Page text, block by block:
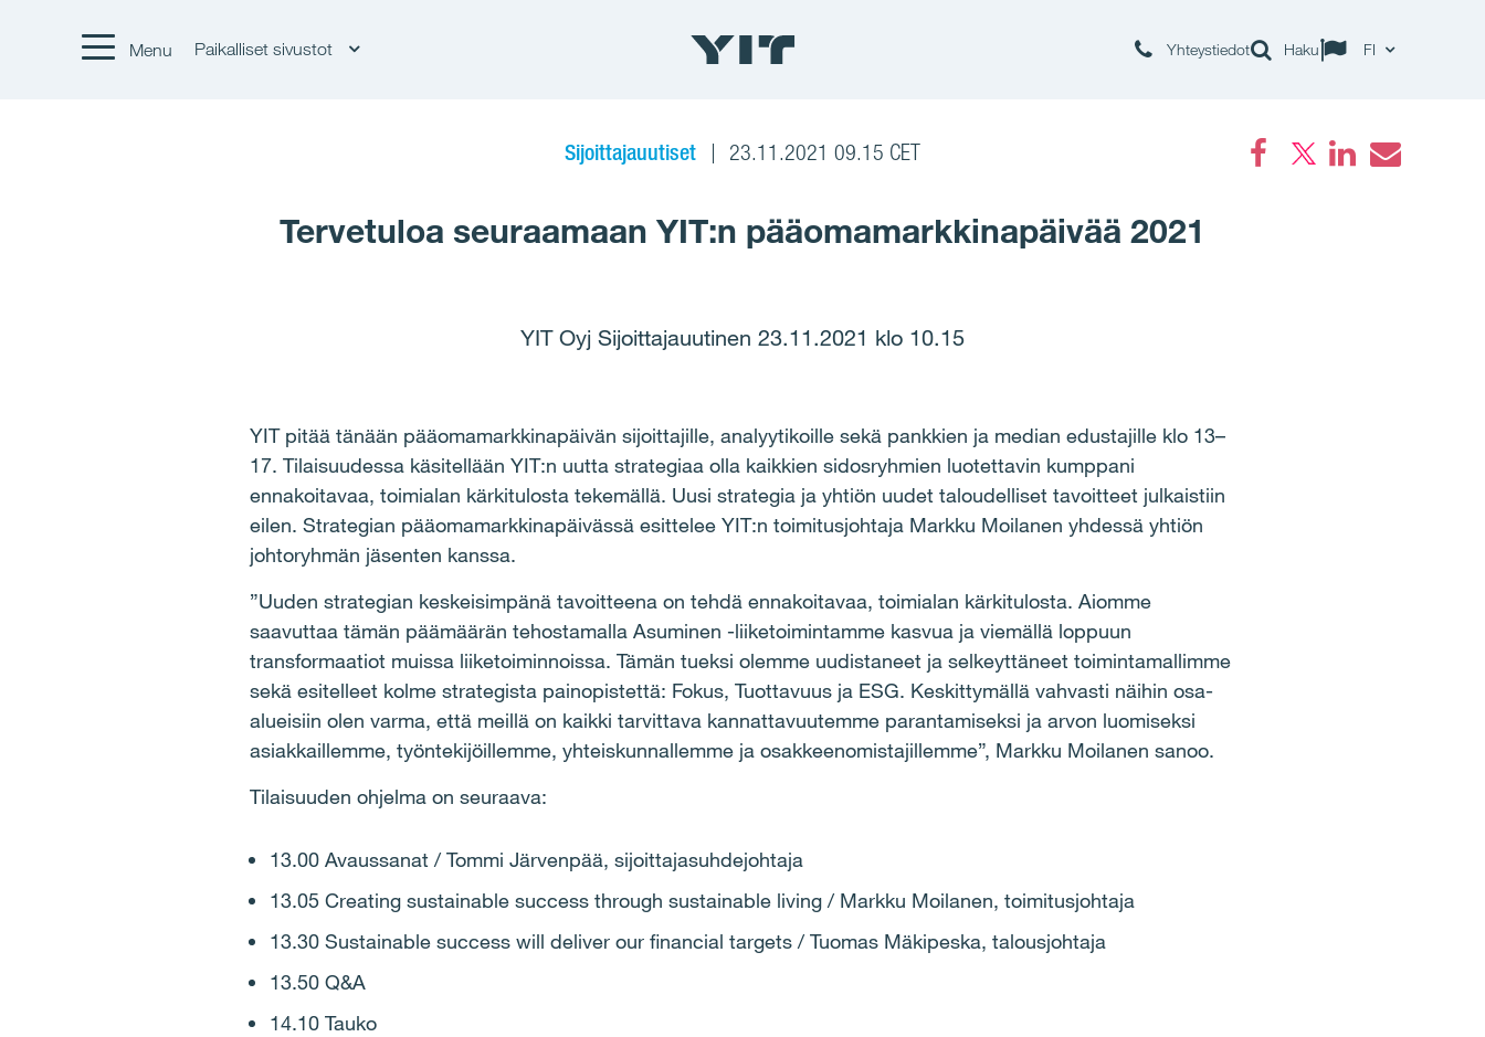
Menu Paikalliset sivustot Yhteystiedot Haku FI
Sijoittajauutiset 23.11.2021 09.15 CET
Tervetuloa seuraamaan YIT:n pääomamarkkinapäivää 2021
YIT Oyj Sijoittajauutinen 23.11.2021 klo 10.15
YIT pitää tänään pääomamarkkinapäivän sijoittajille, analyytikoille sekä pankkien ja median edustajille klo 13–
17. Tilaisuudessa käsitellään YIT:n uutta strategiaa olla kaikkien sidosryhmien luotettavin kumppani
ennakoitavaa, toimialan kärkitulosta tekemällä. Uusi strategia ja yhtiön uudet taloudelliset tavoitteet julkaistiin
eilen. Strategian pääomamarkkinapäivässä esittelee YIT:n toimitusjohtaja Markku Moilanen yhdessä yhtiön
johtoryhmän jäsenten kanssa.
”Uuden strategian keskeisimpänä tavoitteena on tehdä ennakoitavaa, toimialan kärkitulosta. Aiomme
saavuttaa tämän päämäärän tehostamalla Asuminen -liiketoimintamme kasvua ja viemällä loppuun
transformaatiot muissa liiketoiminnoissa. Tämän tueksi olemme uudistaneet ja selkeyttäneet toimintamallimme
sekä esitelleet kolme strategista painopistettä: Fokus, Tuottavuus ja ESG. Keskittymällä vahvasti näihin osa-
alueisiin olen varma, että meillä on kaikki tarvittava kannattavuutemme parantamiseksi ja arvon luomiseksi
asiakkaillemme, työntekijöillemme, yhteiskunnallemme ja osakkeenomistajillemme”, Markku Moilanen sanoo.
Tilaisuuden ohjelma on seuraava:
13.00 Avaussanat / Tommi Järvenpää, sijoittajasuhdejohtaja
13.05 Creating sustainable success through sustainable living / Markku Moilanen, toimitusjohtaja
13.30 Sustainable success will deliver our financial targets / Tuomas Mäkipeska, talousjohtaja
13.50 Q&A
14.10 Tauko